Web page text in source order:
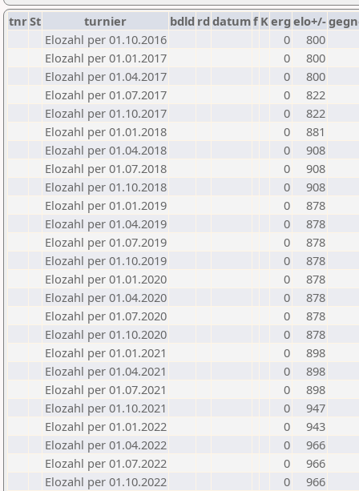
tnrSt turnier bdld rd datumf Kerg elo+/-
Elozahl per 01.10.2016
0
800
Elozahl per 01.01.2017
0
800
Elozahl per 01.04.2017
0
800
Elozahl per 01.07.2017
0
822
Elozahl per 01.10.2017
0
822
Elozahl per 01.01.2018
0
881
Elozahl per 01.04.2018
0
908
Elozahl per 01.07.2018
0
908
Elozahl per 01.10.2018
0
908
Elozahl per 01.01.2019
0
878
Elozahl per 01.04.2019
0
878
Elozahl per 01.07.2019
0
878
Elozahl per 01.10.2019
0
878
Elozahl per 01.01.2020
0
878
Elozahl per 01.04.2020
0
878
Elozahl per 01.07.2020
0
878
Elozahl per 01.10.2020
0
878
Elozahl per 01.01.2021
0
898
Elozahl per 01.04.2021
0
898
Elozahl per 01.07.2021
0
898
Elozahl per 01.10.2021
0
947
Elozahl per 01.01.2022
0
943
Elozahl per 01.04.2022
0
966
Elozahl per 01.07.2022
0
966
Elozahl per 01.10.2022
0
966